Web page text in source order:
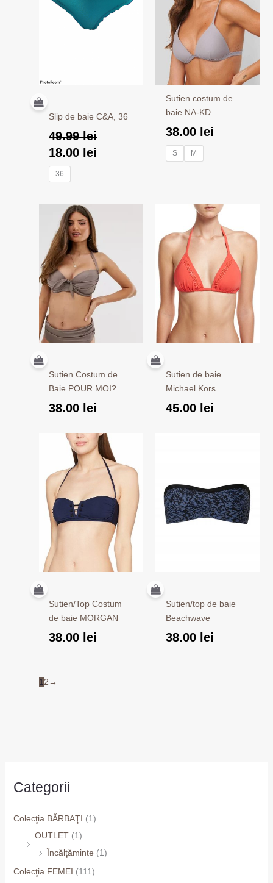
Categorii
Colecţia BĂRBAŢI (1)
OUTLET (1)
Încălţăminte (1)
Colecţia FEMEI (111)
Slip de baie C&A, 36
49.99lei
49.99 lei.
18.00 lei
36
Sutien costum de
baie NA-KD
38.00 lei
S M
Sutien Costum de
Baie POUR MOI?
38.00 lei
Sutien de baie
Michael Kors
45.00 lei
Sutien/Top Costum
de baie MORGAN
38.00 lei
Sutien/top de baie
Beachwave
38.00 lei
1 2→